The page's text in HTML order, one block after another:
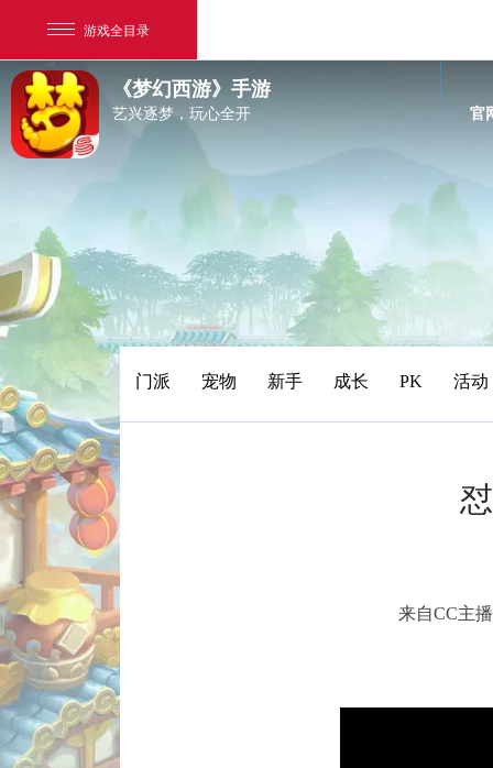
游戏全目录
网易游戏
游戏爱好者
我的足迹： 梦幻西游手游
《梦幻西游》手游
艺兴逐梦，玩心全开 官
门派 宠物 新手 成长 PK 活动
来自CC主